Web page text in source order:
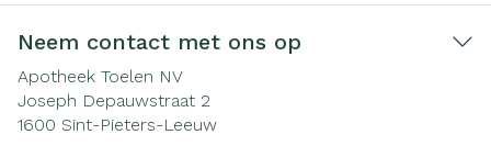
Neem contact met ons op
Apotheek Toelen NV
Joseph Depauwstraat 2
1600 Sint-Pieters-Leeuw